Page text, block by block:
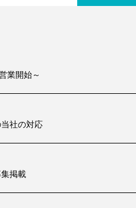
業開始～
社の対応
掲載